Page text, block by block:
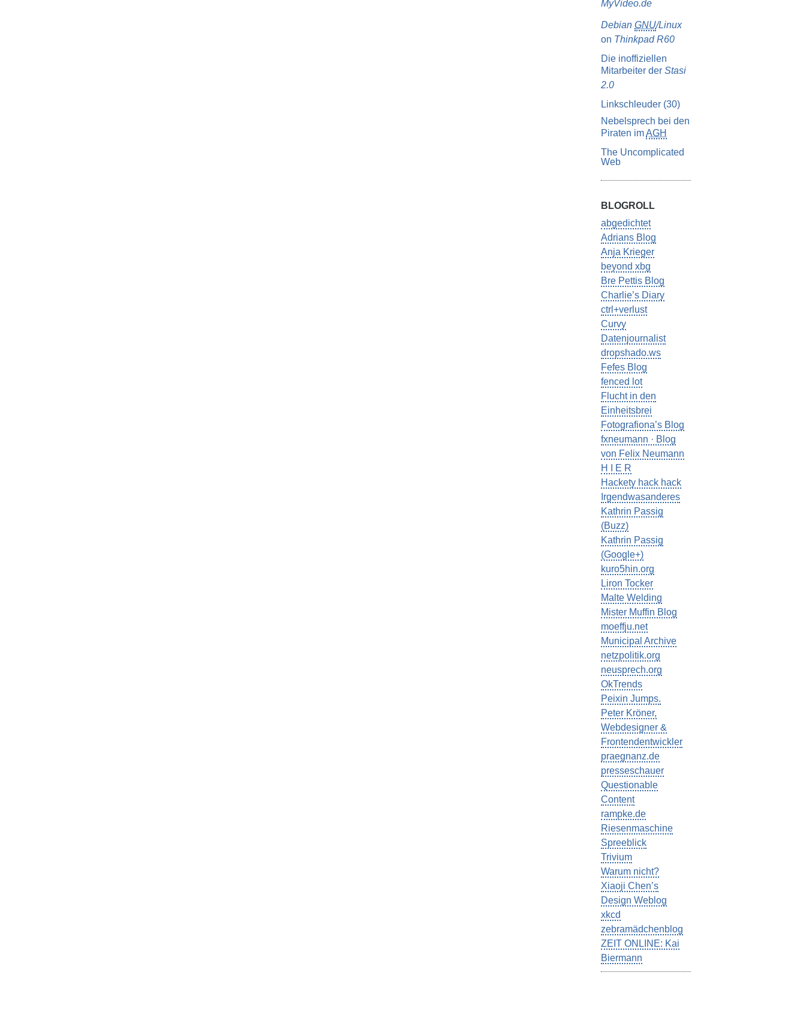
MyVideo.de
DebianGNU/Linux
on Thinkpad R60
Die inoffiziellen
Mitarbeiter derStasi
2.0
Linkschleuder (30)
Nebelsprech bei den
Piraten imAGH
The Uncomplicated
Web
BLOGROLL
abgedichtet
Adrians Blog
Anja Krieger
beyond xbg
Bre Pettis Blog
Charlie’s Diary
ctrl+verlust
Curvy
Datenjournalist
dropshado.ws
Fefes Blog
fenced lot
Flucht in den
Einheitsbrei
Fotografiona’s Blog
fxneumann · Blog
von Felix Neumann
H I E R
Hackety hack hack
Irgendwasanderes
Kathrin Passig
(Buzz)
Kathrin Passig
(Google+)
kuro5hin.org
Liron Tocker
Malte Welding
Mister Muffin Blog
moeffju.net
Municipal Archive
netzpolitik.org
neusprech.org
OkTrends
Peixin Jumps.
Peter Kröner,
Webdesigner &
Frontendentwickler
praegnanz.de
presseschauer
Questionable
Content
rampke.de
Riesenmaschine
Spreeblick
Trivium
Warum nicht?
Xiaoji Chen’s
Design Weblog
xkcd
zebramädchenblog
ZEIT ONLINE: Kai
Biermann